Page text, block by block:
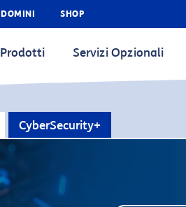
DOMINI SHOP
Prodotti Servizi Opzionali
CyberSecurity+